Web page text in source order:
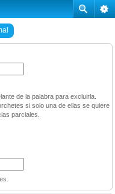
de la palabra para excluirla.
si solo una de ellas se quiere
parciales.